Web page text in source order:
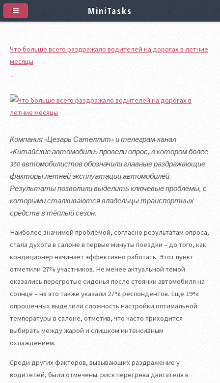
Что больше всего раздражало водителей на дорогах в летние
месяцы
Компания «Цезарь Сателлит» и телеграм-канал
«Китайские автомобили» провели опрос, в котором более
360 автомобилистов обозначили главные раздражающие
факторы летней эксплуатации автомобилей.
Результаты позволили выделить ключевые проблемы, с
которыми сталкиваются владельцы транспортных
средств в тёплый сезон.
Наиболее значимой проблемой, согласно результатам опроса,
стала духота в салоне в первые минуты поездки – до того, как
кондиционер начинает эффективно работать. Этот пункт
отметили 27% участников. Не менее актуальной темой
оказались перегретые сиденья после стоянки автомобиля на
солнце – на это также указали 27% респондентов. Еще 19%
опрошенных выделили сложность настройки оптимальной
температуры в салоне, отметив, что часто приходится
выбирать между жарой и слишком интенсивным
охлаждением.
Среди других факторов, вызывающих раздражение у
водителей, были отмечены: риск перегрева двигателя в
MiniTasks